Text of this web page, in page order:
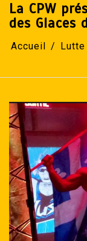
La CPW
des Glaces
Accueil